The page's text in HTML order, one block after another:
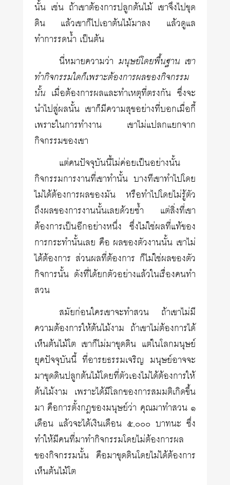
นั้น เช่น ถ้าเขาต้องการปลูกต้นไม้ เขาจึงไปขุด
ดิน แล้วเขาก็ไปเอาต้นไม้มาลง แล้วดูแล
ทำการรดน้ำ เป็นต้น
นี่หมายความว่า มนุษย์โดยพื้นฐาน เขา
ทำกิจกรรมใดก็เพราะต้องการผลของกิจกรรม
นั้น เมื่อต้องการผลและทำเหตุที่ตรงกัน ซึ่งจะ
นำไปสู่ผลนั้น เขาก็มีความสุขอย่างที่บอกเมื่อกี้
เพราะในการทำงาน เขาไม่แปลกแยกจาก
กิจกรรมของเขา
แต่คนปัจจุบันนี้ไม่ค่อยเป็นอย่างนั้น
กิจกรรมการงานที่เขาทำนั้น บางทีเขาทำไปโดย
ไม่ได้ต้องการผลของมัน หรือทำไปโดยไม่รู้ตัว
ถึงผลของการงานนั้นเลยด้วยซ้ำ แต่สิ่งที่เขา
ต้องการเป็นอีกอย่างหนึ่ง ซึ่งไม่ใช่ผลที่แท้ของ
การกระทำนั้นเลย คือ ผลของตัวงานนั้น เขาไม่
ได้ต้องการ ส่วนผลที่ต้องการ ก็ไม่ใช่ผลของตัว
กิจการนั้น ดังที่ได้ยกตัวอย่างแล้วในเรื่องคนทำ
สวน
สมัยก่อนใครเขาจะทำสวน ถ้าเขาไม่มี
ความต้องการให้ต้นไม้งาม ถ้าเขาไม่ต้องการได้
เห็นต้นไม้โต เขาก็ไม่มาขุดดิน แต่ในโลกมนุษย์
ยุคปัจจุบันนี้ ที่อารยธรรมเจริญ มนุษย์อาจจะ
มาขุดดินปลูกต้นไม้โดยที่ตัวเองไม่ได้ต้องการให้
ต้นไม้งาม เพราะได้มีโลกของการสมมติเกิดขึ้น
มา คือการตั้งกฎของมนุษย์ว่า คุณมาทำสวน ๑
เดือน แล้วจะได้เงินเดือน ๕,๐๐๐ บาทนะ ซึ่ง
ทำให้มีคนที่มาทำกิจกรรมโดยไม่ต้องการผล
ของกิจกรรมนั้น คือมาขุดดินโดยไม่ได้ต้องการ
เห็นต้นไม้โต